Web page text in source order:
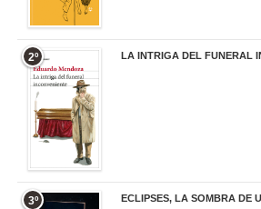
2º LA INTRIGA DEL FUNERAL
3º ECLIPSES, LA SOMBRA DE